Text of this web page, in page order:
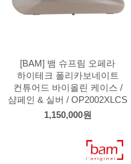
[BAM] 뱀 슈프림 오페라
하이테크 폴리카보네이트
컨튜어드 바이올린 케이스 /
샴페인 & 실버 / OP2002XLCS
1,150,000원